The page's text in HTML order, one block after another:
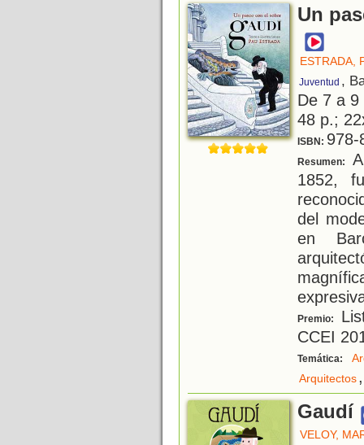
Un
ESTRADA,
Juventud ,
De 7 a
48 p.;
ISBN: 978-
Resumen:
1852,
del
en
Premio:
CCEI
Temática:
Arquitectos,
Gaudí
VELOY,